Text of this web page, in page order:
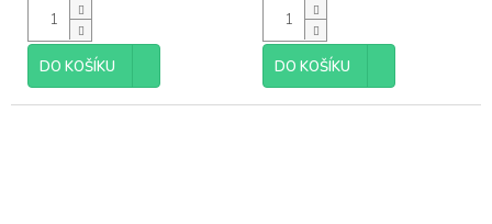
DO KOŠÍKU DO KOŠÍKU